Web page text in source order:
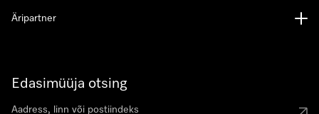
Edasimüüja otsing
Äripartner